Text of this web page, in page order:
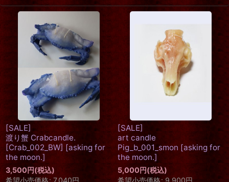
[SALE]
豚足 pig's feet_candle.
asking for the moon.]
3,500円(税込)
希望小売価格: 4,620円
[Crab_003_BK] [asking for
the moon.
]
3,500円(税込)
希望小売価格: 7,040円